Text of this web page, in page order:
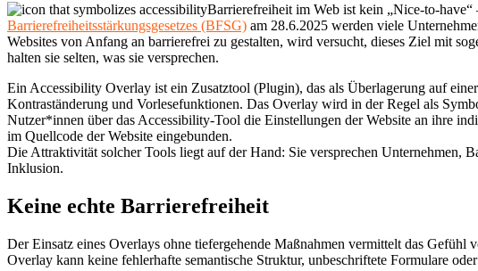
Barrierefreiheit im Web ist kein „Nice-to-
Barrierefreiheitsstärkungsgesetzes (BFSG) am 28.6.2025 werden viele
Websites von Anfang an barrierefrei zu gestalten, wird versucht, dieses Ziel mit
halten sie selten, was sie versprechen.
Ein Accessibility Overlay ist ein Zusatztool (Plugin), das als Überlagerung auf
Kontraständerung und Vorlesefunktionen. Das Overlay wird in der Regel als
Nutzer*innen über das Accessibility-Tool die Einstellungen der Website an ihre
im Quellcode der Website eingebunden.
Die Attraktivität solcher Tools liegt auf der Hand: Sie versprechen Unternehmen,
Inklusion.
Keine echte Barrierefreiheit
Der Einsatz eines Overlays ohne tiefergehende Maßnahmen vermittelt das
Overlay kann keine fehlerhafte semantische Struktur, unbeschriftete Formulare